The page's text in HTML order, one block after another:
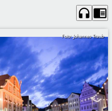
headphones chrome_reader_mode
Foto: Johannes Traub